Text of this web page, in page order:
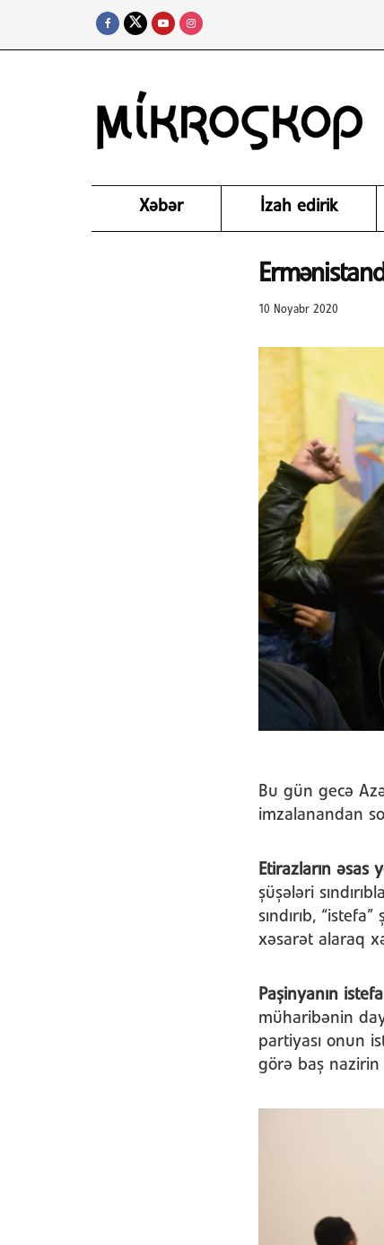
Xəbər İzah edirik
10 Noyabr 2020
Bu gün gecə
imzalanandan
Etirazların əsas
şüşələri
sındırıb,
xəsarət alaraq
Paşinyanın
müharibənin
partiyası onun
görə baş nazirin